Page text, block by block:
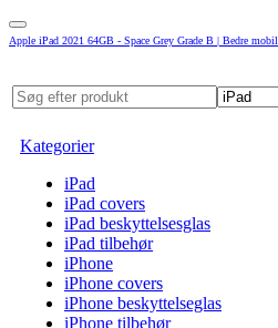
Apple iPad 2021 64GB - Space Grey Grade B | Bedre mobil
Kategorier
iPad
iPad covers
iPad beskyttelsesglas
iPad tilbehør
iPhone
iPhone covers
iPhone beskyttelseglas
iPhone tilbehør